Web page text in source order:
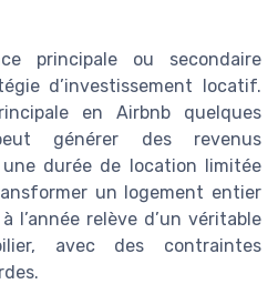
principale ou secondaire
d’investissement locatif.
en Airbnb quelques
générer des revenus
une durée de location limitée
un logement entier
l’année relève d’un véritable
avec des contraintes